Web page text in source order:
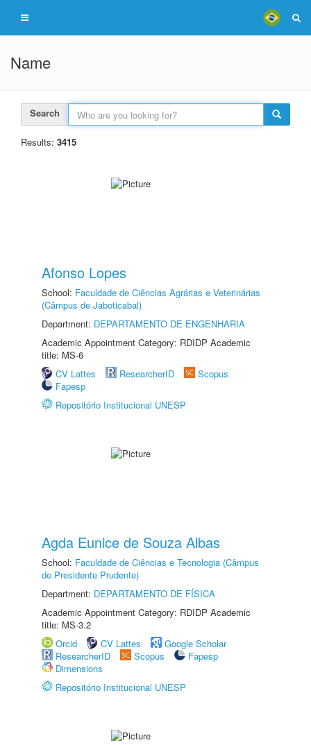
Name
Search
Results: 3415
Afonso Lopes
School: Faculdade de Ciências Agrárias e Veterinárias
(Câmpus de Jaboticabal)
Department: DEPARTAMENTO DE ENGENHARIA
Academic Appointment Category: RDIDP Academic
title: MS-6
CV Lattes
ResearcherID
Scopus
Fapesp
Repositório Institucional UNESP
Agda Eunice de Souza Albas
School: Faculdade de Ciências e Tecnologia (Câmpus
de Presidente Prudente)
Department: DEPARTAMENTO DE FÍSICA
Academic Appointment Category: RDIDP Academic
title: MS-3.2
Orcid
CV Lattes
Google Scholar
ResearcherID
Scopus
Fapesp
Dimensions
Repositório Institucional UNESP